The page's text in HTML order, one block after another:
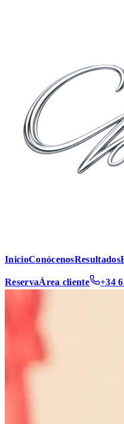
InicioConócenosResultados
ReservaÁrea cliente +34